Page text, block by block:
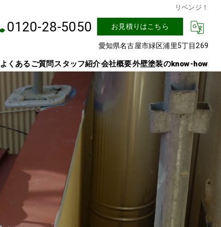
リベンジ！
0120-28-5050 お見積りはこちら
愛知県名古屋市緑区浦里5丁目269
よくあるご質問 スタッフ紹介会社概要外壁塗装のknow-how